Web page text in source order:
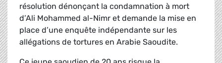
résolution dénonçant la condamnation à mort
d’Ali Mohammed al-Nimr et demande la mise en
place d’une enquête indépendante sur les
allégations de tortures en Arabie Saoudite.